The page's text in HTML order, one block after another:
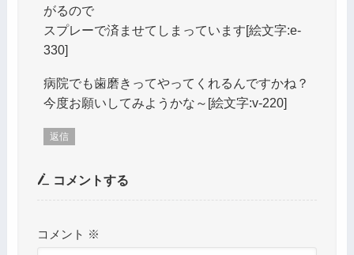
がるので
スプレーで済ませてしまっています[絵文字:e-
330]
病院でも歯磨きってやってくれるんですかね？
今度お願いしてみようかな～[絵文字:v-220]
返信
コメントする
コメント ※